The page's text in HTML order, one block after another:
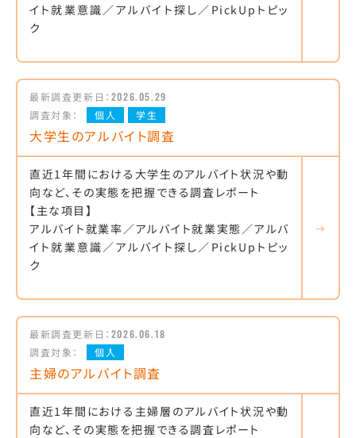
イト就業意識／アルバイト探し／PickUpトピッ
ク
最新調査更新日： 2026.05.29
調査対象：
個人 学生
大学生のアルバイト調査
直近1年間における大学生のアルバイト状況や動
向など、その実態を把握できる調査レポート
【主な項目】
アルバイト就業率／アルバイト就業実態／アルバ
イト就業意識／アルバイト探し／PickUpトピッ
ク
最新調査更新日： 2026.06.18
調査対象：
個人
主婦のアルバイト調査
直近1年間における主婦層のアルバイト状況や動
向など、その実態を把握できる調査レポート